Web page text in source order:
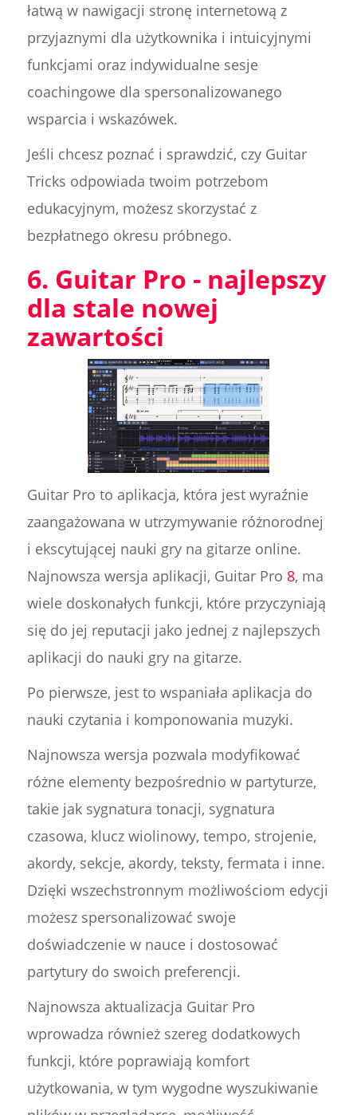
łatwą w nawigacji stronę internetową z
przyjaznymi dla użytkownika i intuicyjnymi
funkcjami oraz indywidualne sesje
coachingowe dla spersonalizowanego
wsparcia i wskazówek.
Jeśli chcesz poznać i sprawdzić, czy Guitar
Tricks odpowiada twoim potrzebom
edukacyjnym, możesz skorzystać z
bezpłatnego okresu próbnego.
6. Guitar Pro - najlepszy
dla stale nowej
zawartości
Guitar Pro to aplikacja, która jest wyraźnie
zaangażowana w utrzymywanie różnorodnej
i ekscytującej nauki gry na gitarze online.
Najnowsza wersja aplikacji, Guitar Pro 8, ma
wiele doskonałych funkcji, które przyczyniają
się do jej reputacji jako jednej z najlepszych
aplikacji do nauki gry na gitarze.
Po pierwsze, jest to wspaniała aplikacja do
nauki czytania i komponowania muzyki.
Najnowsza wersja pozwala modyfikować
różne elementy bezpośrednio w partyturze,
takie jak sygnatura tonacji, sygnatura
czasowa, klucz wiolinowy, tempo, strojenie,
akordy, sekcje, akordy, teksty, fermata i inne.
Dzięki wszechstronnym możliwościom edycji
możesz spersonalizować swoje
doświadczenie w nauce i dostosować
partytury do swoich preferencji.
Najnowsza aktualizacja Guitar Pro
wprowadza również szereg dodatkowych
funkcji, które poprawiają komfort
użytkowania, w tym wygodne wyszukiwanie